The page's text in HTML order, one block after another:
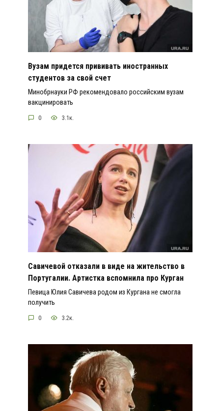
Вузам придется прививать иностранных
студентов за свой счет
Минобрнауки РФ рекомендовало российским вузам
вакцинировать
0 3.1к.
Савичевой отказали в виде на жительство в
Португалии. Артистка вспомнила про Курган
Певица Юлия Савичева родом из Кургана не смогла
получить
0 3.2к.